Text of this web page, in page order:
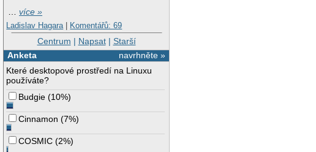
…více »
Ladislav Hagara | Komentářů: 69
Centrum | Napsat| Starší
navrhněte »
Anketa
Které desktopové prostředí na Linuxu
používáte?
Budgie (10%)
Cinnamon (7%)
COSMIC (2%)